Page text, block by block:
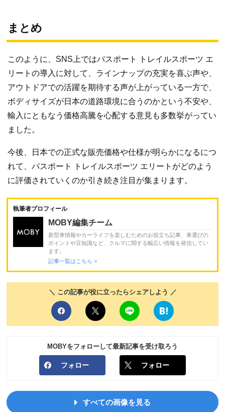
まとめ
このように、SNS上ではパスポート トレイルスポーツ エ
リートの導入に対して、ラインナップの充実を喜ぶ声や、
アウトドアでの活躍を期待する声が上がっている一方で、
ボディサイズが日本の道路環境に合うのかという不安や、
輸入にともなう価格高騰を心配する意見も多数挙がってい
ました。
今後、日本での正式な販売価格や仕様が明らかになるにつ
れて、パスポート トレイルスポーツ エリートがどのよう
に評価されていくのか引き続き注目が集まります。
執筆者プロフィール
MOBY編集チーム
新型車情報やカーライフを楽しむためのお役立ち記事、車選びの
ポイントや豆知識など、クルマに関する幅広い情報を発信してい
ます。
記事一覧はこちら >
＼ この記事が役に立ったらシェアしよう ／
MOBYをフォローして最新記事を受け取ろう
フォロー フォロー
すべての画像を見る